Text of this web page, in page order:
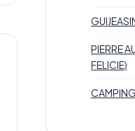
PIERRE
FELICIE)